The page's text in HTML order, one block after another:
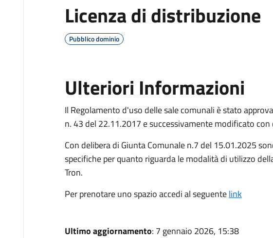
Licenza di distribuzione
Pubblico dominio
Ulteriori Informazioni
Il Regolamento d'uso delle sale comunali è stato
n. 43 del 22.11.2017 e successivamente modificato
Con delibera di Giunta Comunale n.7 del 15.01.2025
specifiche per quanto riguarda le modalità di utilizzo
Tron.
Per prenotare uno spazio accedi al seguentelink
Ultimo aggiornamento: 7 gennaio 2026, 15:38